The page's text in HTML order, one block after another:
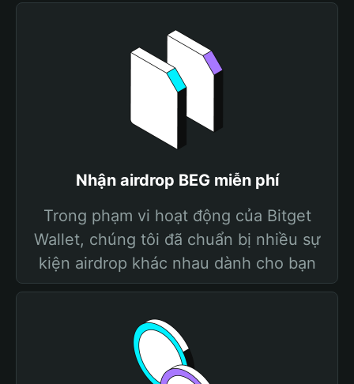
Nhận airdrop BEG miễn phí
Trong phạm vi hoạt động của Bitget
Wallet, chúng tôi đã chuẩn bị nhiều sự
kiện airdrop khác nhau dành cho bạn